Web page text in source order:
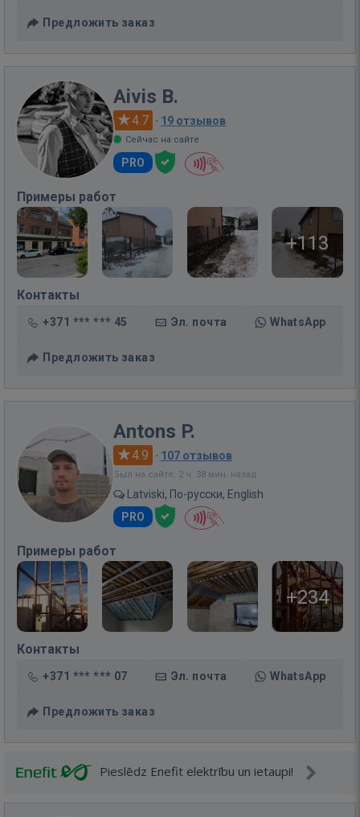
Предложить заказ
Aivis B.
4.7 · 19 отзывов
Сейчас на сайте
PRO
Примеры работ
+113
Контакты
+371 *** *** 45 Эл. почта WhatsApp
Предложить заказ
Antons P.
4.9 · 107 отзывов
Был на сайте: 2 ч. 38 мин. назад
Latviski, По-русски, English
PRO
Примеры работ
+234
Контакты
+371 *** *** 07 Эл. почта WhatsApp
Предложить заказ
Pieslēdz Enefit elektrību un ietaupi!